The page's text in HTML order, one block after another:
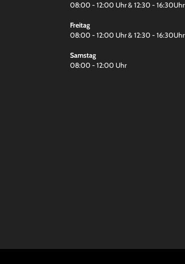
08:00 - 12:00 Uhr & 12:30 - 16:30Uhr
Freitag
08:00 - 12:00 Uhr & 12:30 - 16:30Uhr
Samstag
08:00 - 12:00 Uhr